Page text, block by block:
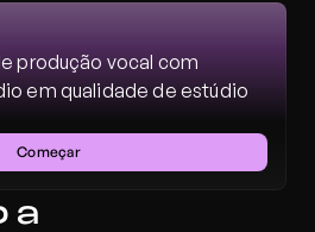
a
produção vocal com
em qualidade de estúdio
Começar